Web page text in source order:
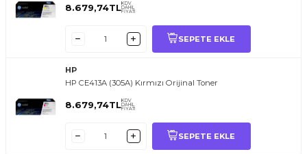
8.679,74TLKDV
DAHİL
FİYATI
SEPETE EKLE
HP
HP CE413A (305A) Kırmızı Orijinal Toner
8.679,74TLKDV
DAHİL
FİYATI
SEPETE EKLE